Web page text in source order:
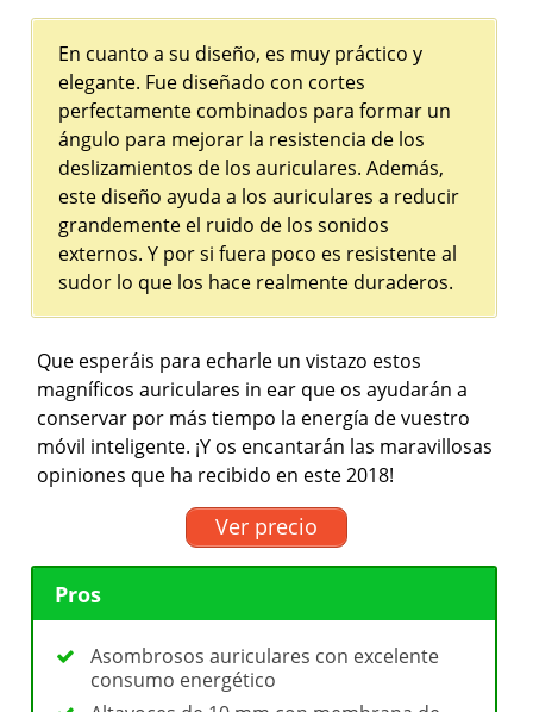
En cuanto a su diseño, es muy práctico y
elegante. Fue diseñado con cortes
perfectamente combinados para formar un
ángulo para mejorar la resistencia de los
deslizamientos de los auriculares. Además,
este diseño ayuda a los auriculares a reducir
grandemente el ruido de los sonidos
externos. Y por si fuera poco es resistente al
sudor lo que los hace realmente duraderos.
Que esperáis para echarle un vistazo estos
magníficos auriculares in ear que os ayudarán a
conservar por más tiempo la energía de vuestro
móvil inteligente. ¡Y os encantarán las maravillosas
opiniones que ha recibido en este 2018!
Ver precio
Pros
Asombrosos auriculares con excelente
consumo energético